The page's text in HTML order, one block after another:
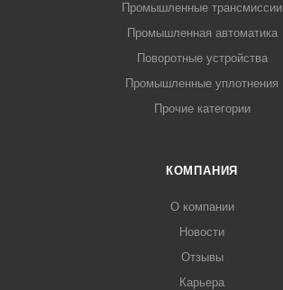
Промышленные трансмиссии
Промышленная автоматика
Поворотные устройства
Промышленные уплотнения
Прочие категории
КОМПАНИЯ
О компании
Новости
Отзывы
Карьера